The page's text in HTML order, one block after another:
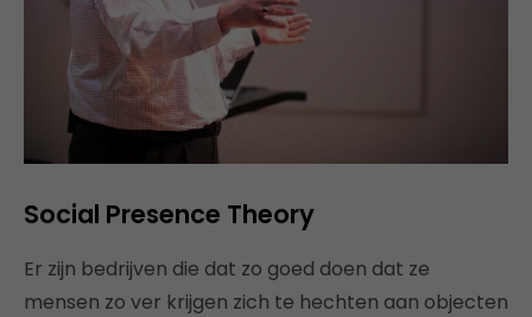
Social Presence Theory
Er zijn bedrijven die dat zo goed doen dat ze
mensen zo ver krijgen zich te hechten aan objecten